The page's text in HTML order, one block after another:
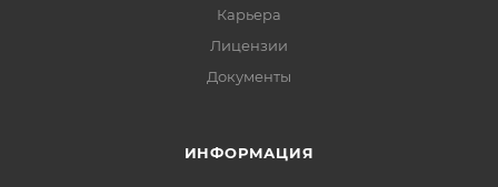
Карьера
Лицензии
Документы
ИНФОРМАЦИЯ